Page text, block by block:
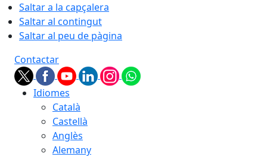
Saltar a la capçalera
Saltar al contingut
Saltar al peu de pàgina
Contactar
Idiomes
Català
Castellà
Anglès
Alemany